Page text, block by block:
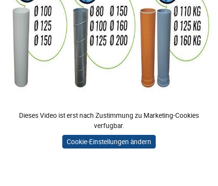
Dieses Video ist erst nach Zustimmung zu Marketing-Cookies
verfugbar.
Cookie-Einstellungen ändern